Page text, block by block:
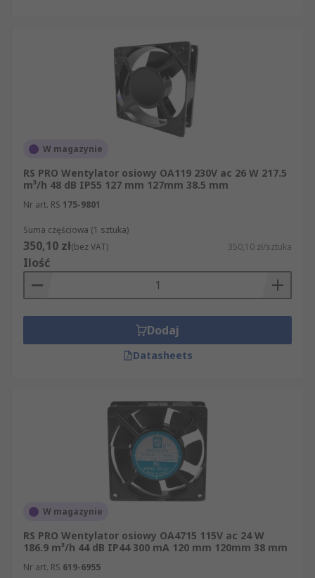
W magazynie
RS PRO Wentylator osiowy OA119 230V ac 26 W 217.5
m³/h 48 dB IP55 127 mm 127mm 38.5 mm
Nr art. RS 175-9801
Suma częściowa (1 sztuka)
350,10 zł(bez VAT) 350,10 zł/sztuka
Ilość
Dodaj
Datasheets
W magazynie
RS PRO Wentylator osiowy OA4715 115V ac 24 W
186.9 m³/h 44 dB IP44 300 mA 120 mm 120mm 38 mm
Nr art. RS 619-6955